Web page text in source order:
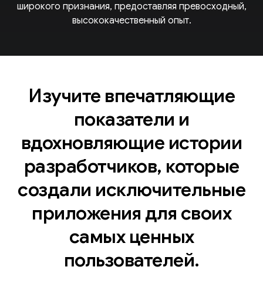
широкого признания, предоставляя превосходный,
высококачественный опыт.
Изучите впечатляющие
показатели и
вдохновляющие истории
разработчиков, которые
создали исключительные
приложения для своих
самых ценных
пользователей.